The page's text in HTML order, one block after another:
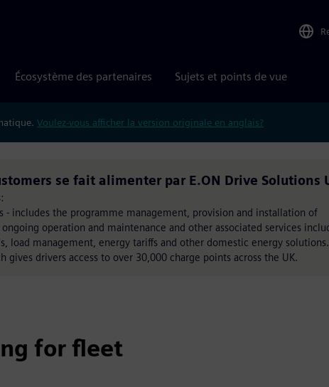
Écosystème des partenaires Sujets et points de vue
Voulez-vous afficher la version originale en anglais?
se fait alimenter par E.ON Drive Solutions
- includes the programme management, provision and installation of
operation and maintenance and other associated services
load management, energy tariffs and other domestic energy solutions.
gives drivers access to over 30,000 charge points across the UK.
for fleet